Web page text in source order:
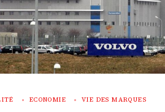
ECONOMIE VIE DES MARQUES